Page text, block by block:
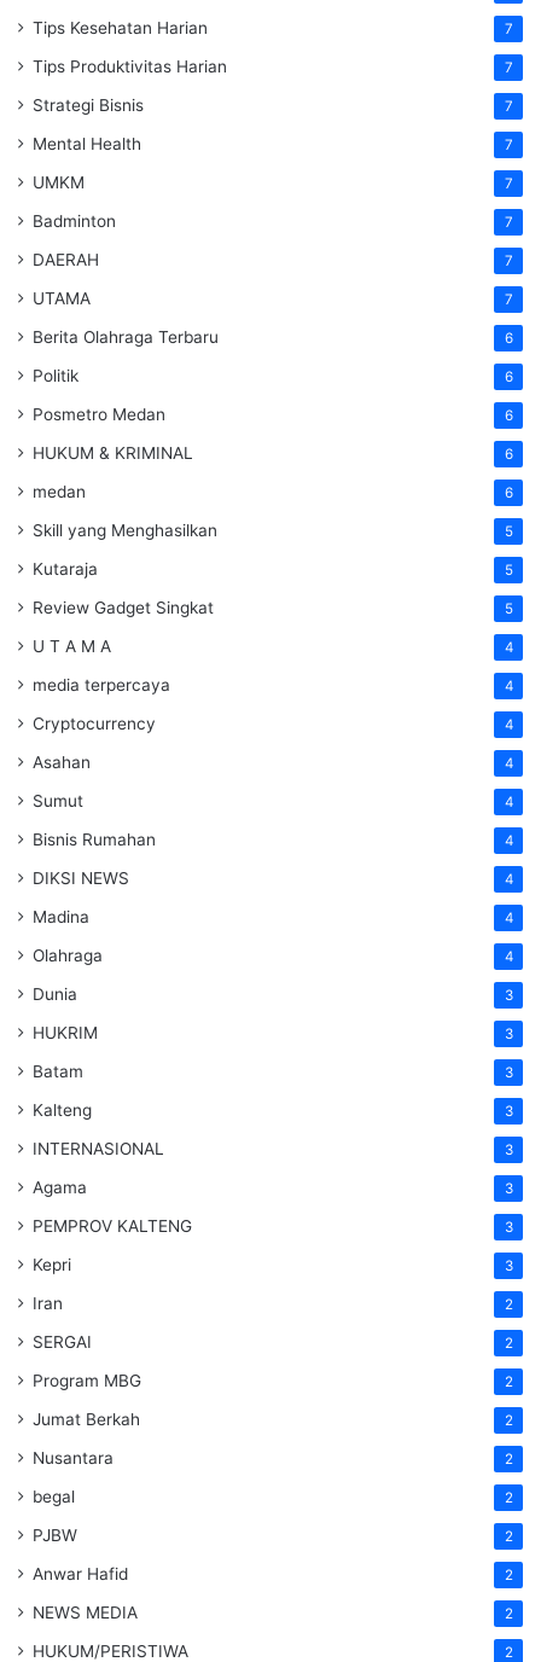
Tips Kesehatan Harian 7
Tips Produktivitas Harian 7
Strategi Bisnis 7
Mental Health 7
UMKM 7
Badminton 7
DAERAH 7
UTAMA 7
Berita Olahraga Terbaru 6
Politik 6
Posmetro Medan 6
HUKUM & KRIMINAL 6
medan 6
Skill yang Menghasilkan 5
Kutaraja 5
Review Gadget Singkat 5
U T A M A 4
media terpercaya 4
Cryptocurrency 4
Asahan 4
Sumut 4
Bisnis Rumahan 4
DIKSI NEWS 4
Madina 4
Olahraga 4
Dunia 3
HUKRIM 3
Batam 3
Kalteng 3
INTERNASIONAL 3
Agama 3
PEMPROV KALTENG 3
Kepri 3
Iran 2
SERGAI 2
Program MBG 2
Jumat Berkah 2
Nusantara 2
begal 2
PJBW 2
Anwar Hafid 2
NEWS MEDIA 2
HUKUM/PERISTIWA 2